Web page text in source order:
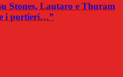
Stones, Lautaro e Thuram
i portieri…”